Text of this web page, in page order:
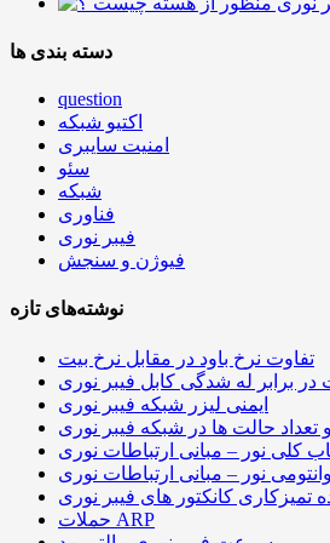
دسته بندی ها
question
اکتیو شبکه
امنیت سایبری
سئو
شبکه
فناوری
فیبر نوری
فیوژن و سنجش
نوشته‌های تازه
تفاوت نرخ باود در مقابل نرخ بیت
در برابر له شدگی کابل فیبر نوری
ایمنی لیزر شبکه فیبر نوری
تعداد حالت ها در شبکه فیبر نوری
کلی نور – مبانی ارتباطات نوری
نور – مبانی ارتباطات نوری
تمیزکاری کانکتور های فیبر نوری
حملات ARP